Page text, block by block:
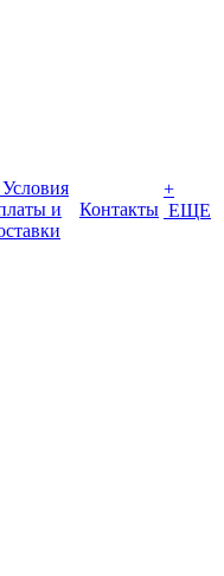
Условия
и
Контакты
+
ЕЩЕ